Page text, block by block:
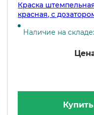
Краска
красная, с
NEW
Наличие на
Купить